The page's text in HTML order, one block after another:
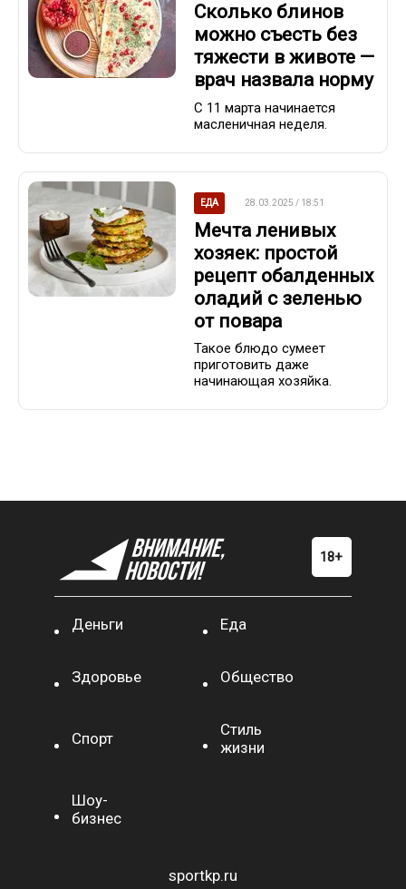
Сколько блинов
можно съесть без
тяжести в животе —
врач назвала норму
С 11 марта начинается
масленичная неделя.
ЕДА 28.03.2025 / 18:51
Мечта ленивых
хозяек: простой
рецепт обалденных
оладий с зеленью
от повара
Такое блюдо сумеет
приготовить даже
начинающая хозяйка.
Деньги Еда
Здоровье Общество
Спорт
Стиль
жизни
Шоу-
бизнес
sportkp.ru